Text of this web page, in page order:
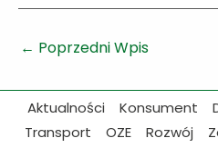
← Poprzedni Wpis
Aktualności Konsument
Transport
OZE Rozwój